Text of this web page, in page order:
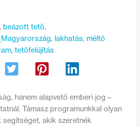
, beázott tető ,
, lakhatás, méltó
, tetőfelújítás
hanem alapvető emberi jog –
Támasz programunkkal olyan
akik szeretnék